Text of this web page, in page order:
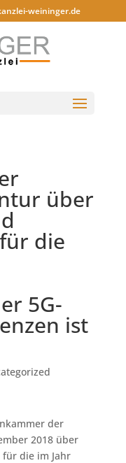
weininger.de
über
die
5G-
ist
der
2018 über
die im Jahr